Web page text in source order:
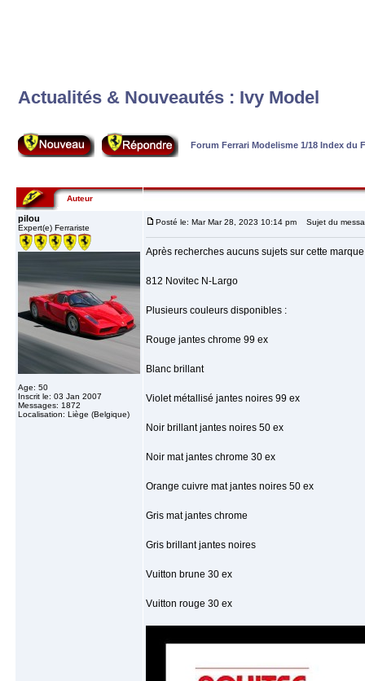
Actualités & Nouveautés : Ivy Model
Forum Ferrari Modelisme 1/18 Index du
Auteur
pilou
Expert(e) Ferrariste
Age: 50
Inscrit le: 03 Jan 2007
Messages: 1872
Localisation: Liège (Belgique)
Posté le: Mar Mar 28, 2023 10:14 pm Sujet du
Après recherches aucuns sujets sur cette
812 Novitec N-Largo
Plusieurs couleurs disponibles :
Rouge jantes chrome 99 ex
Blanc brillant
Violet métallisé jantes noires 99 ex
Noir brillant jantes noires 50 ex
Noir mat jantes chrome 30 ex
Orange cuivre mat jantes noires 50 ex
Gris mat jantes chrome
Gris brillant jantes noires
Vuitton brune 30 ex
Vuitton rouge 30 ex